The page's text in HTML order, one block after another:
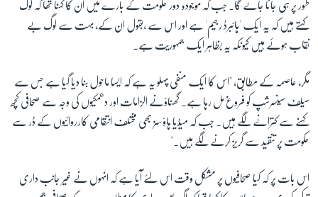
طور پر ہی جانا جائے گا۔ جب کہ موجودہ دور حکومت کے بارے میں ان کا کہنا تھا کہ لوگ
کہتے ہیں کہ یہ ایک 'ہائبرڈ رجیم' ہے اور اس سے ،بقول ان کے، بہت سے لوگ بے
نقاب ہوئے ہیں کیونکہ یہ بظاہر ایک جمہوریت ہے۔
مگر، عاصمہ کے مطابق، "اس کا ایک منفی پہلو یہ ہے کہ ایسا ماحول بنا دیا گیا ہے جس سے
سیلف سینسرشپ کو فروغ مل رہا ہے۔ گھناؤنے الزامات اور دھمکیوں کی وجہ سے صحافی کچھ
کہنے سے کترانے لگے ہیں۔ جب کہ میڈیا ہاؤسز بھی مختلف انتقامی کارروائیوں کے ڈر سے
حکومت پر تنقید سے گریز کرنے لگے ہیں۔"
اس بات پر کہ کیا صحافیوں پر مشکل وقت اس لئے آیا ہے کہ انہوں نے غیر جانب داری